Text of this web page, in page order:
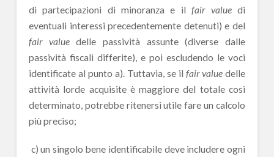
di partecipazioni di minoranza e ilfair valuedi
eventuali interessi precedentemente detenuti) e del
fair valuedelle passività assunte (diverse dalle
passività fiscali differite), e poi escludendo le voci
identificate al punto a). Tuttavia, se ilfair value delle
attività lorde acquisite è maggiore del totale così
determinato, potrebbe ritenersi utile fare un calcolo
più preciso;
c) un singolo bene identificabile deve includere ogni